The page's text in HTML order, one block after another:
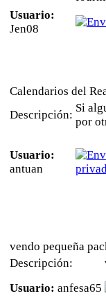
Usuario:
Jen08
Calendarios del
Descripción:
Si
por
Usuario:
antuan
vendo pequeña
Descripción:
Usuario: anfesa65